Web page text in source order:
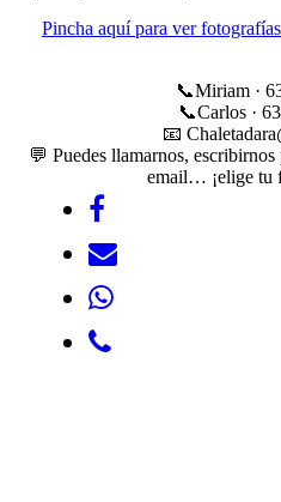
Pincha aquí para ver
📞Miriam ·
📞Carlos ·
📧
💬 Puedes llamarnos,
email… ¡elige tu